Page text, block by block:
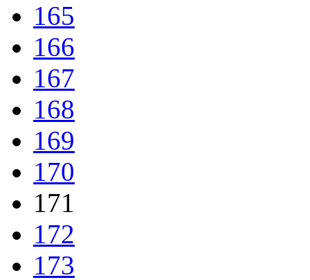
165
166
167
168
169
170
171
172
173